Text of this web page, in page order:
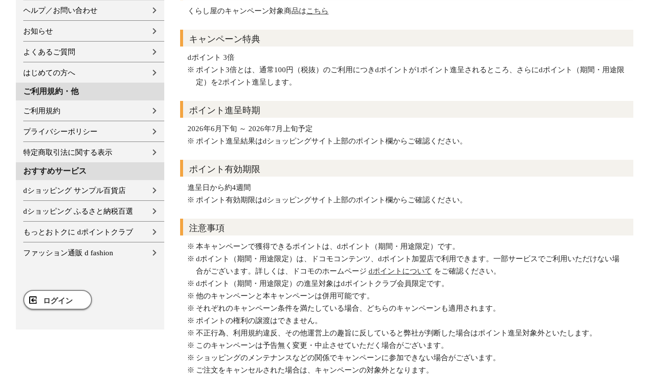
ヘルプ／お問い合わせ
お知らせ
よくあるご質問
はじめての方へ
ご利用規約・他
ご利用規約
プライバシーポリシー
特定商取引法に関する表示
おすすめサービス
dショッピング サンプル百貨店
dショッピング ふるさと納税百選
もっとおトクに dポイントクラブ
ファッション通販 d fashion
ログイン
くらし屋のキャンペーン対象商品はこちら
キャンペーン特典
dポイント 3倍
ポイント3倍とは、通常100円（税抜）のご利用につきdポイントが1ポイント進呈されるところ、さらにdポイント（期間・用途限
定）を2ポイント進呈します。
ポイント進呈時期
2026年6月下旬 ～ 2026年7月上旬予定
ポイント進呈結果はdショッピングサイト上部のポイント欄からご確認ください。
ポイント有効期限
進呈日から約4週間
ポイント有効期限はdショッピングサイト上部のポイント欄からご確認ください。
注意事項
本キャンペーンで獲得できるポイントは、dポイント（期間・用途限定）です。
dポイント（期間・用途限定）は、ドコモコンテンツ、dポイント加盟店で利用できます。一部サービスでご利用いただけない場
合がございます。詳しくは、ドコモのホームページ dポイントについて をご確認ください。
dポイント（期間・用途限定）の進呈対象はdポイントクラブ会員限定です。
他のキャンペーンと本キャンペーンは併用可能です。
それぞれのキャンペーン条件を満たしている場合、どちらのキャンペーンも適用されます。
ポイントの権利の譲渡はできません。
不正行為、利用規約違反、その他運営上の趣旨に反していると弊社が判断した場合はポイント進呈対象外といたします。
このキャンペーンは予告無く変更・中止させていただく場合がございます。
ショッピングのメンテナンスなどの関係でキャンペーンに参加できない場合がございます。
ご注文をキャンセルされた場合は、キャンペーンの対象外となります。